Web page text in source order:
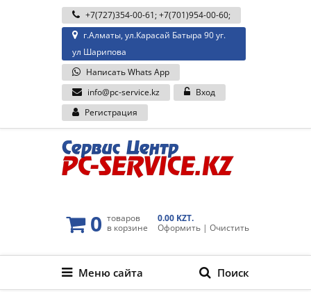
+7(727)354-00-61;+7(701)954-00-60;
г.Алматы, ул.Карасай Батыра 90 уг.
ул Шарипова
Написать Whats App
info@pc-service.kz
Вход
Регистрация
0 товаров
в корзине
0.00 KZT.
Оформить | Очистить
Меню сайта Поиск